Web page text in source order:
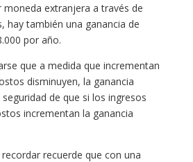
moneda extranjera a través de
hay también una ganancia de
por año.
que a medida que incrementan
disminuyen, la ganancia
de que si los ingresos
incrementan la ganancia
recuerde que con una